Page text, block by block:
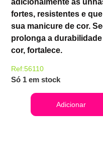
fortes, resistentes e
sua manicure de cor.
prolonga a
cor, fortalece.
Ref:56110
Só 1 em stock
Adicionar